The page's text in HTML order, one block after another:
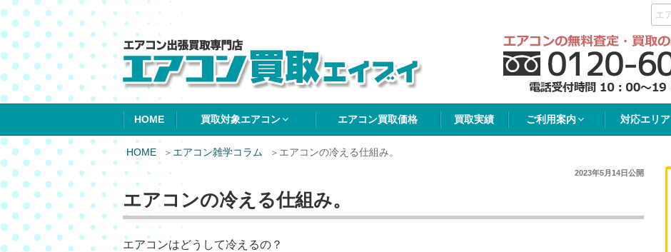
エアコン買取エイブイ
HOME 買取対象エアコン エアコン買取価格 買取実績 ご利用案内 対応エリア
HOME エアコン雑学コラム エアコンの冷える仕組み。
2023年5月14日公開
エアコンの冷える仕組み。
エアコンはどうして冷えるの？